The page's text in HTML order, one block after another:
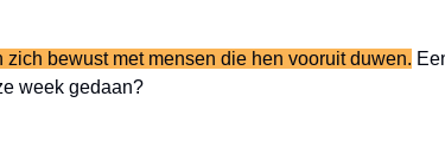
zich bewust met mensen die hen vooruit duwen.
week gedaan?